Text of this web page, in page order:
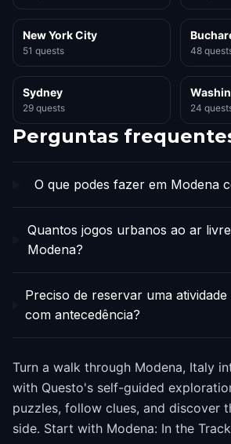
New York City
51 quests 48
Sydney
29 quests 24
Perguntas
O que podes fazer em Modena
Quantos jogos urbanos ao ar
Modena?
Preciso de reservar uma
com antecedência?
Turn a walk through Modena, Italy
with Questo's self-guided
puzzles, follow clues, and discover
side. Start with Modena: In the